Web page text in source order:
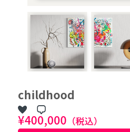
例：作品名 / アーティスト名 / @ユーザー名 / タグ
作品タグ
childhood
¥400,000 （税込）